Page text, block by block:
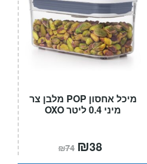
מיכל אחסון POP מלבן צר
מיני 0.4 ליטר OXO
₪74 המחיר
המקורי
היה:
₪38
הוא: